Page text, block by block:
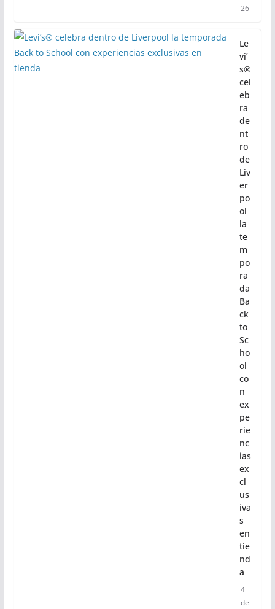
4
ost
o
de
20
26
Le
vi’
s®
cel
eb
ra
de
nt
ro
de
Liv
er
po
ol
la
te
m
po
ra
da
Ba
ck
to
Sc
ho
ol
co
n
ex
pe
rie
nc
ias
ex
cl
us
iva